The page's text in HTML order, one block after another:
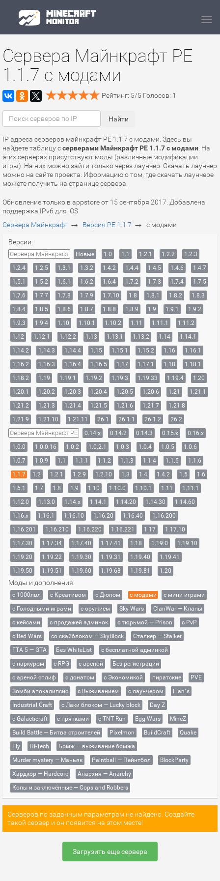
Сервера Майнкрафт PE
1.1.7 с модами
Рейтинг: 5/5 Голосов: 1
IP адреса серверов майнкрафт PE 1.1.7 с модами. Здесь вы
найдете таблицу ссерверами Майнкрафт PE 1.1.7 с модами . На
этих серверах присутствуют моды (различные модификации
игры). На них можно зайти только через лаунчер. Скачать лаунчер
можно на сайте проекта. Иформацию о том, где скачать лаунчере
можете получить на странице сервера.
Обновление только в appstore от 15 сентября 2017. Добавлена
поддержка IPv6 для iOS
Сервера Майнкрафт → Версия PE 1.1.7 → с модами
Версии:
Сервера Майнкрафт Новые 1.0 1.1 1.2.1 1.2.2
1.2.3
1.2.4
1.2.5 1.3.1 1.3.2 1.4.2 1.4.4 1.4.5 1.4.6
1.4.7
1.5.1
1.5.2 1.6.1 1.6.2 1.6.4 1.7.2 1.7.3 1.7.4
1.7.5
1.7.6
1.7.7 1.7.8 1.7.9 1.7.10 1.8 1.8.1 1.8.2
1.8.3
1.8.4
1.8.5 1.8.6 1.8.7 1.8.8 1.8.9 1.9 1.9.1
1.9.2
1.9.3
1.9.4 1.10 1.10.1 1.10.2 1.11 1.11.1
1.11.2
1.12
1.12.1 1.12.2 1.13 1.13.1 1.13.2 1.14
1.14.1
1.14.2
1.14.3 1.14.4 1.15 1.15.1 1.15.2 1.16
1.16.1
1.16.2
1.16.3 1.16.4 1.16.5 1.17 1.17.1 1.18
1.18.1
1.18.2
1.19 1.19.1 1.19.2 1.19.3 1.19.33 1.19.4
1.20
1.20.1
1.20.2 1.20.3 1.20.4 1.20.5 1.20.6 1.21
1.21.1
1.21.2
1.21.3 1.21.4 1.21.5 1.21.6 1.21.7
1.21.8
1.21.9
1.21.10 1.21.11 26.1 26.1.1 26.1.2 26.2
Сервера Майнкрафт PE 0.14.x 0.14.2 0.14.3 0.15.x
0.16.x
1.0.0
1.0.0.16 1.0.2 1.0.2.1 1.0.3 1.0.4 1.0.5
1.0.6
1.0.7
1.0.9 1.1 1.1.1 1.1.2 1.1.3 1.1.4 1.1.5
1.1.6
1.1.7
1.2 1.2.1 1.2.9 1.2.10 1.3 1.4 1.4.2 1.5
1.6
1.6.1
1.7 1.8 1.9 1.10 1.10.0 1.10.1 1.11
1.11.1
1.12.0
1.13.0 1.14.x 1.14.1 1.14.20 1.14.30
1.14.60
1.16.x
1.16.1 1.16.10 1.16.20 1.16.40
1.16.200
1.16.201
1.16.210 1.16.220 1.16.221 1.17
1.17.10
1.17.30
1.17.34 1.17.40 1.17.41 1.18 1.19.0
1.19.10
1.19.20
1.19.22 1.19.30 1.19.31 1.19.40
1.19.41
1.19.50
1.19.51 1.19.60 1.19.63 1.19.81 1.20
Моды и дополнения:
с 1000лвл c Креативом с Дюпом с модами
с мини играми
с Голодными играми
с оружием Sky Wars
ClanWar — Кланы
с кейсами
с продажей админок с тюрьмой — Prison
с PvP
с Bed Wars
со скайблоком — SkyBlock
Сталкер — Stalker
ГТА 5 — GTA
Без WhiteList
с бесплатной админкой
с паркуром
с RPG с ареной
Без регистрации
с ареной сплиф
с донатом с Экономикой пиратские
PVE
Зомби апокалипсис
с Выживанием с лаунчером
Flan`s
Industrial Craft
с Лаки блоком — Lucky block
Day Z
с Galacticraft
с прятками с TNT Run Egg Wars
MineZ
Build Battle — Битва строителей
Pixelmon BuildCraft
Quake
Fly
Hi-Tech
Бомж — выживание бомжа
Murder mystery — Маньяк
Paintball — Пейнтбол
BlockParty
Хардкор — Hardcore
Анархия — Anarchy
Копы и заключённые — Cops and Robbers
Серверов по заданным параметрам не найдено. Создайте
такой сервер и он появится на этом месте!
Загрузить еще сервера